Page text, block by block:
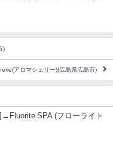
)
アロマシェリー)(広島県広島市)
SPA (フローライト